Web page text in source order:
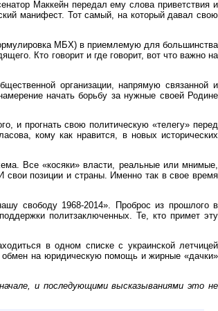
Маккейн передал ему слова приветствия и
манифест. Тот самый, на который давал свою
МБХ) в приемлемую для большинства
Кто говорит и где говорит, вот что важно на
организации, напрямую связанной и
начать борьбу за нужные своей Родине
и прогнать свою политическую «телегу» перед
кому как нравится, в новых исторических
Все «косяки» власти, реальные или мнимые,
свои позиции и страны. Именно так в свое время
свободу 1968-2014». Проброс из прошлого в
политзаключенных. Те, кто примет эту
в одном списке с украинской летчицей
на юридическую помощь и жирные «дачки»
и последующими высказываниями это не